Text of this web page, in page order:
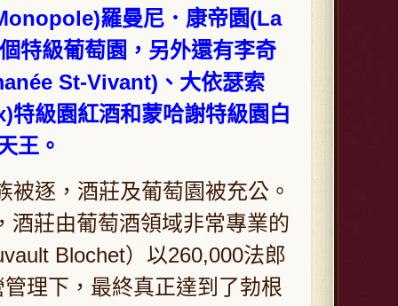
羅曼尼．康帝園(La
特級葡萄園，另外還有李奇
St-Vivant)、大依瑟索
級園紅酒和蒙哈謝特級園白
王。
，酒莊及葡萄園被充公。
酒莊由葡萄酒領域非常專業的
Blochet）以260,000法郎
理下，最終真正達到了勃根